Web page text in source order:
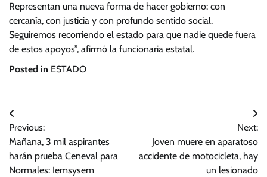
Representan una nueva forma de hacer gobierno: con
cercanía, con justicia y con profundo sentido social.
Seguiremos recorriendo el estado para que nadie quede fuera
de estos apoyos”, afirmó la funcionaria estatal.
Posted in ESTADO
Navegación
de
entradas
Previous:
Mañana, 3 mil aspirantes
harán prueba Ceneval para
Normales: Iemsysem
Next:
Joven muere en aparatoso
accidente de motocicleta, hay
un lesionado